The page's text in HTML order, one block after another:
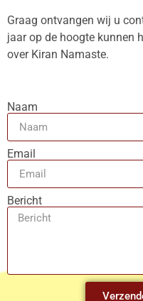
Graag ontvangen wij u
jaar op de hoogte kunnen
over Kiran Namaste.
Naam
Email
Bericht